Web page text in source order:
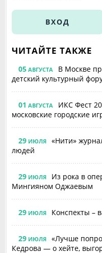
ВХОД
ЧИТАЙТЕ ТАКЖЕ
05 АВГУСТА
В Москве
детский культурный
01 АВГУСТА
ИКС Фест
московские городские
29 ИЮЛЯ
«Нити»
людей
29 ИЮЛЯ
Из рока в
Мингияном Оджаевым
29 ИЮЛЯ Конспекты –
29 ИЮЛЯ
«Лучше
Кедрова — о хейте,